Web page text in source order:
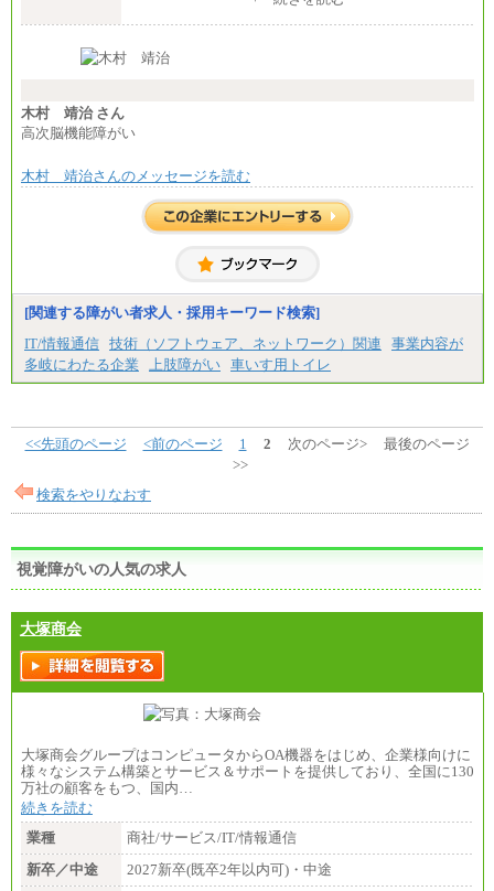
月給187,600円～
※試用期間中（3ヶ月）も給与に変更はございません
木村 靖治 さん
高次脳機能障がい
木村 靖治さんのメッセージを読む
[関連する障がい者求人・採用キーワード検索]
IT/情報通信 技術（ソフトウェア、ネットワーク）関連
事業内容が
多岐にわたる企業
上肢障がい 車いす用トイレ
<<先頭のページ <前のページ 1 2 次のページ>
最後のページ
>>
検索をやりなおす
視覚障がいの人気の求人
大塚商会
大塚商会グループはコンピュータからOA機器をはじめ、企業様向けに
様々なシステム構築とサービス＆サポートを提供しており、全国に130
万社の顧客をもつ、国内…
続きを読む
業種
商社/サービス/IT/情報通信
新卒／中途
2027新卒(既卒2年以内可)・中途